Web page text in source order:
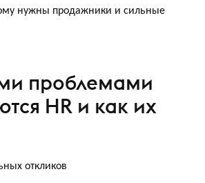
нужны продажники и сильные
проблемами
HR и как их
откликов